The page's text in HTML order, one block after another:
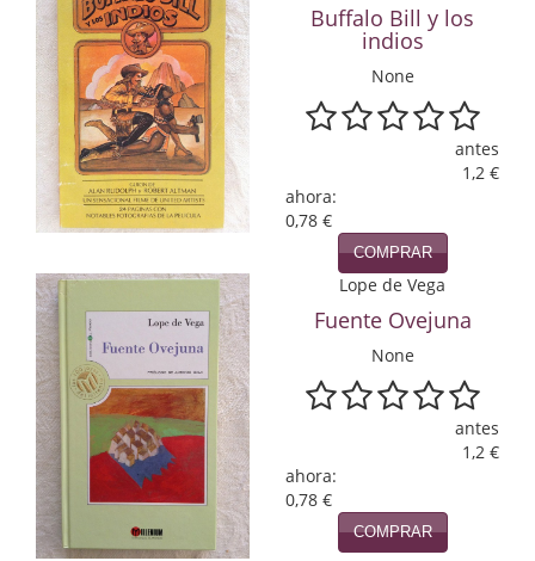
Informática
Literatura fantástica
Literatura hispanoamericana
Local
Mafia y espionaje
Medicina
Música
Naturaleza
Novela Extranjera
Novela fantástica
Buffalo Bill y los
indios
None
antes
1,2 €
ahora:
0,78 €
COMPRAR
Lope de Vega
Fuente Ovejuna
None
antes
1,2 €
ahora:
0,78 €
COMPRAR